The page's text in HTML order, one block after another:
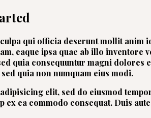
qui officia deserunt mollit anim
eaque ipsa quae ab illo
quia consequuntur magni
quia non numquam eius modi.
elit, sed do eiusmod
ea commodo consequat. Duis